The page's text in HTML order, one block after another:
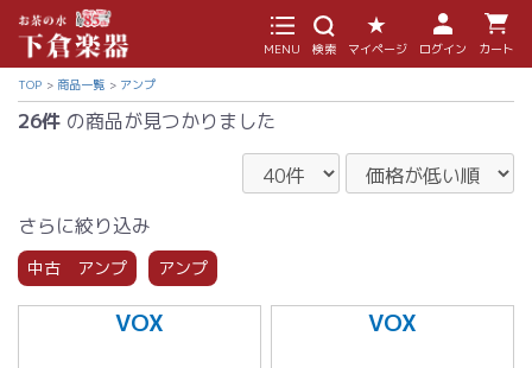
MENU 検索 マイページ ログイン カート
TOP 商品一覧 アンプ
26件 の商品が見つかりました
さらに絞り込み
中古 アンプ アンプ
VOX VOX